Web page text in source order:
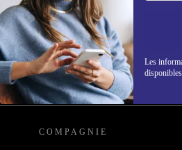
Les
Ne manquez plus
REFURBED
COMPAGNIE